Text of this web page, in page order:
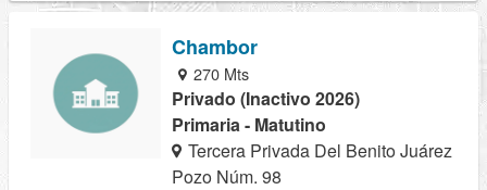
Chambor
270 Mts
Privado (Inactivo 2026)
Primaria - Matutino
Tercera Privada Del Benito Juárez
Pozo Núm. 98